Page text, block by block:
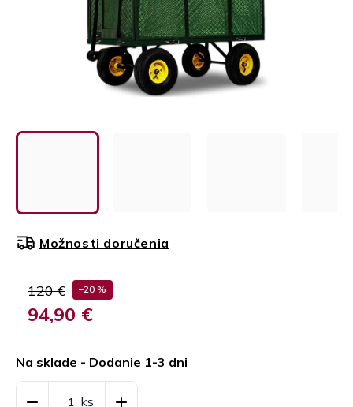
120 € –20 %
94,90 €
cena:
Na sklade - Dodanie 1-3 dni
Možnosti doručenia